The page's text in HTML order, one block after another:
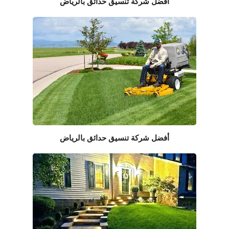
أفضل شركة تنسيق حدائق بالرياض